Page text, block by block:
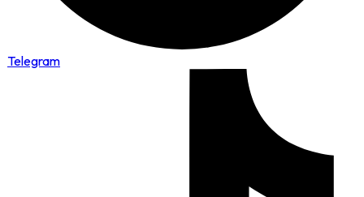
Telegram